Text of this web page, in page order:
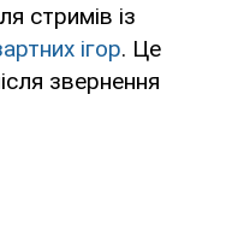
стримів із
ігор. Це
звернення